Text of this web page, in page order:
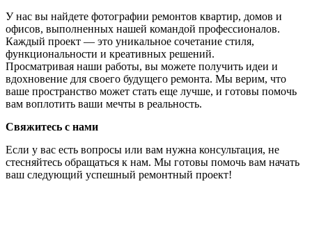
У нас вы найдете фотографии ремонтов квартир, домов и
офисов, выполненных нашей командой профессионалов.
Каждый проект — это уникальное сочетание стиля,
функциональности и креативных решений.
Просматривая наши работы, вы можете получить идеи и
вдохновение для своего будущего ремонта. Мы верим, что
ваше пространство может стать еще лучше, и готовы помочь
вам воплотить ваши мечты в реальность.
Свяжитесь с нами
Если у вас есть вопросы или вам нужна консультация, не
стесняйтесь обращаться к нам. Мы готовы помочь вам начать
ваш следующий успешный ремонтный проект!